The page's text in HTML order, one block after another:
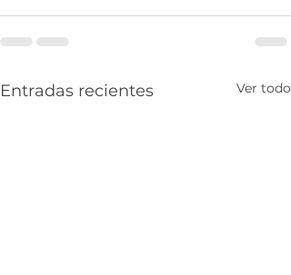
Entradas recientes Ver todo